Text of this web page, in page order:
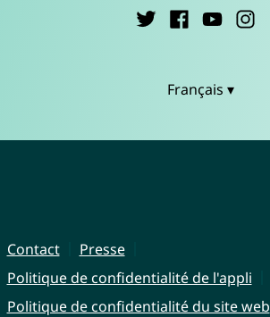
Français ▾
Contact
Presse
Politique de confidentialité de l'appli
Politique de confidentialité du site web